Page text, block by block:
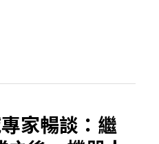
家暢談：繼